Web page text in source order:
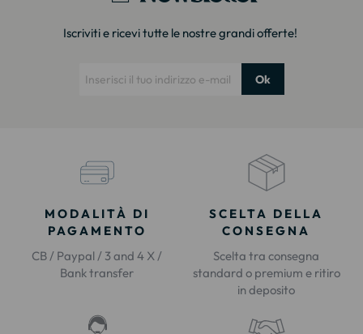
Iscriviti e ricevi tutte le nostre grandi offerte!
Ok
MODALITÀ DI
PAGAMENTO
CB / Paypal / 3 and 4 X /
Bank transfer
SCELTA DELLA
CONSEGNA
Scelta tra consegna
standard o premium e ritiro
in deposito